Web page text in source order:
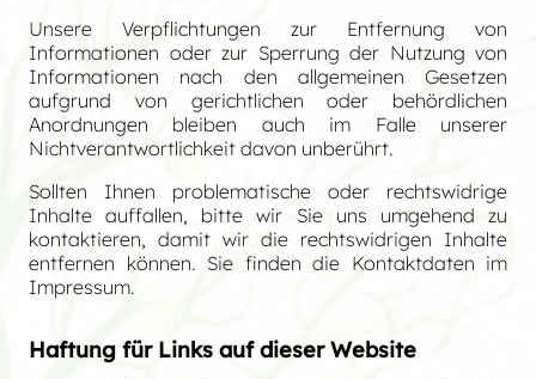
Unsere Verpflichtungen zur Entfernung von
Informationen oder zur Sperrung der Nutzung von
Informationen nach den allgemeinen Gesetzen
aufgrund von gerichtlichen oder behördlichen
Anordnungen bleiben auch im Falle unserer
Nichtverantwortlichkeit davon unberührt.
Sollten Ihnen problematische oder rechtswidrige
Inhalte auffallen, bitte wir Sie uns umgehend zu
kontaktieren, damit wir die rechtswidrigen Inhalte
entfernen können. Sie finden die Kontaktdaten im
Impressum.
Haftung für Links auf dieser Website